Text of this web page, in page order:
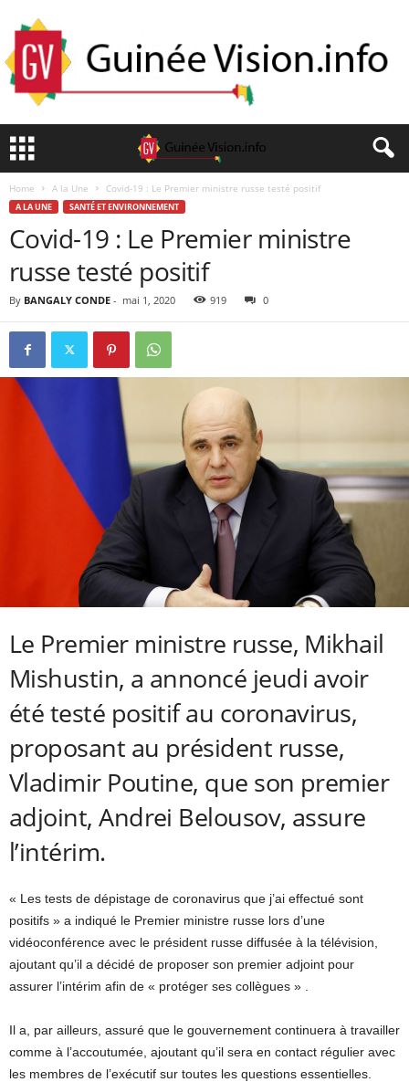
Home A la Une Covid-19 : Le Premier ministre russe testé positif
A LA UNE SANTÉ ET ENVIRONNEMENT
Covid-19 : Le Premier ministre
russe testé positif
By BANGALY CONDE - mai 1, 2020 919 0
Le Premier ministre russe, Mikhail
Mishustin, a annoncé jeudi avoir
été testé positif au coronavirus,
proposant au président russe,
Vladimir Poutine, que son premier
adjoint, Andrei Belousov, assure
l’intérim.
« Les tests de dépistage de coronavirus que j’ai effectué sont
positifs » a indiqué le Premier ministre russe lors d’une
vidéoconférence avec le président russe diffusée à la télévision,
ajoutant qu’il a décidé de proposer son premier adjoint pour
assurer l’intérim afin de « protéger ses collègues » .
Il a, par ailleurs, assuré que le gouvernement continuera à travailler
comme à l’accoutumée, ajoutant qu’il sera en contact régulier avec
les membres de l’exécutif sur toutes les questions essentielles.